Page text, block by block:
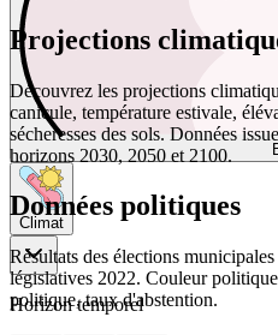
Climat
Horizon temporel
Projections
Découvrez les projections
canicule, température estivale,
sécheresses des sols. Données
horizons 2030, 2050 et 2100.
Données politiques
Résultats des élections
législatives 2022. Couleur
politique, taux d'abstention.